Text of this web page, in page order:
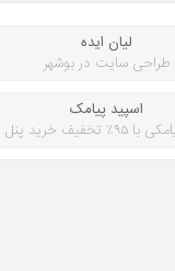
لیان ایده
طراحی سایت در بوشهر
اسپید پیامک
تخفیف خرید پنل